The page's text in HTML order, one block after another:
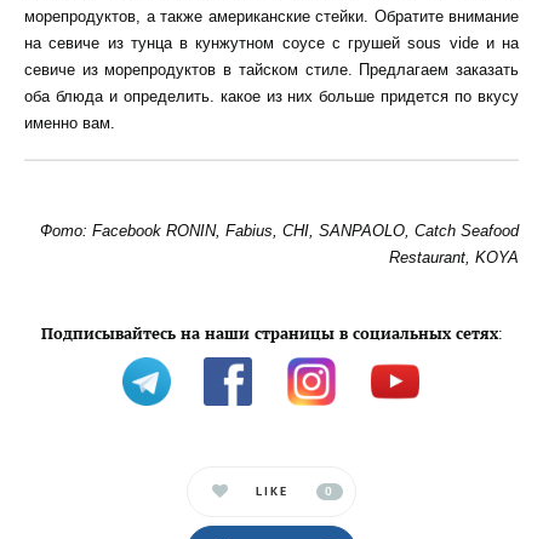
морепродуктов, а также американские стейки. Обратите внимание
на севиче из тунца в кунжутном соусе с грушей sous vide и на
севиче из морепродуктов в тайском стиле. Предлагаем заказать
оба блюда и определить. какое из них больше придется по вкусу
именно вам.
Фото: Facebook RONIN, Fabius, CHI, SANPAOLO, Catch Seafood
Restaurant, KOYA
Подписывайтесь на наши страницы в социальных сетях:
LIKE 0